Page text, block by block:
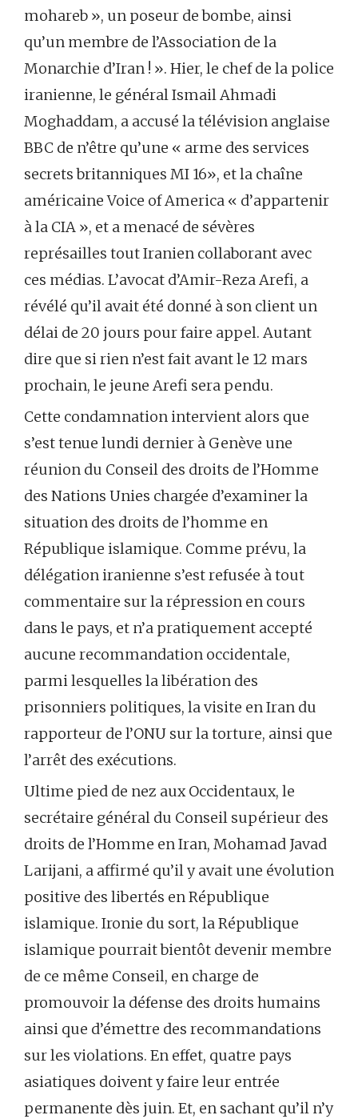
mohareb », un poseur de bombe, ainsi
qu’un membre de l’Association de la
Monarchie d’Iran ! ». Hier, le chef de la police
iranienne, le général Ismail Ahmadi
Moghaddam, a accusé la télévision anglaise
BBC de n’être qu’une « arme des services
secrets britanniques MI 16», et la chaîne
américaine Voice of America « d’appartenir
à la CIA », et a menacé de sévères
représailles tout Iranien collaborant avec
ces médias. L’avocat d’Amir-Reza Arefi, a
révélé qu’il avait été donné à son client un
délai de 20 jours pour faire appel. Autant
dire que si rien n’est fait avant le 12 mars
prochain, le jeune Arefi sera pendu.
Cette condamnation intervient alors que
s’est tenue lundi dernier à Genève une
réunion du Conseil des droits de l’Homme
des Nations Unies chargée d’examiner la
situation des droits de l’homme en
République islamique. Comme prévu, la
délégation iranienne s’est refusée à tout
commentaire sur la répression en cours
dans le pays, et n’a pratiquement accepté
aucune recommandation occidentale,
parmi lesquelles la libération des
prisonniers politiques, la visite en Iran du
rapporteur de l’ONU sur la torture, ainsi que
l’arrêt des exécutions.
Ultime pied de nez aux Occidentaux, le
secrétaire général du Conseil supérieur des
droits de l’Homme en Iran, Mohamad Javad
Larijani, a affirmé qu’il y avait une évolution
positive des libertés en République
islamique. Ironie du sort, la République
islamique pourrait bientôt devenir membre
de ce même Conseil, en charge de
promouvoir la défense des droits humains
ainsi que d’émettre des recommandations
sur les violations. En effet, quatre pays
asiatiques doivent y faire leur entrée
permanente dès juin. Et, en sachant qu’il n’y